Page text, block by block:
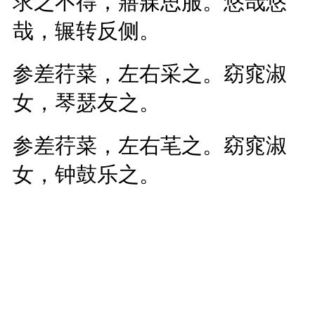
哉，辗转反侧。
参差荇菜，左右采之。窈窕淑
女，琴瑟友之。
参差荇菜，左右芼之。窈窕淑
女，钟鼓乐之。